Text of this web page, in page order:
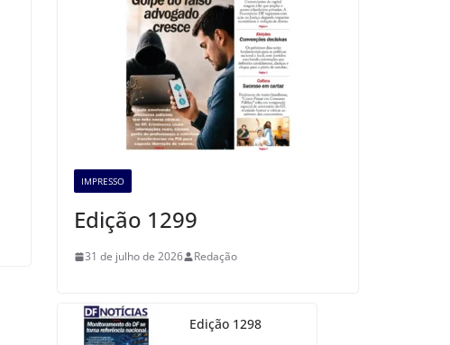
IMPRESSO
Edição 1299
31 de julho de 2026 Redação
Edição 1298